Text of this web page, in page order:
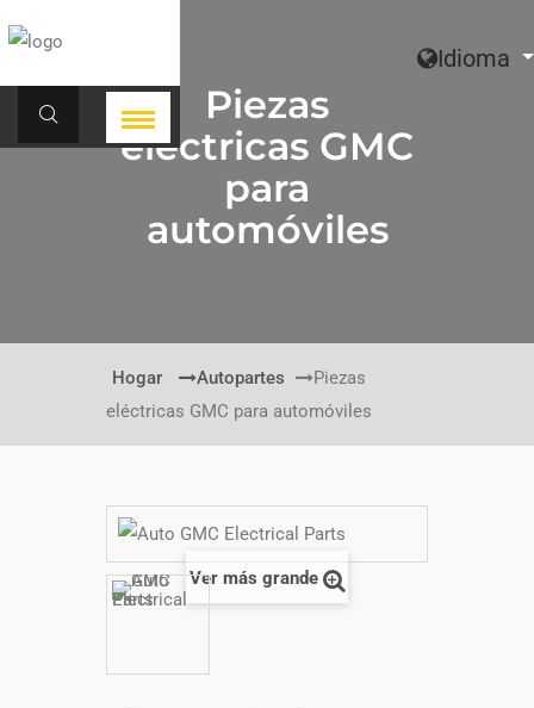
Idioma
Piezas
eléctricas GMC
para
automóviles
Hogar Autopartes
Piezas
eléctricas GMC para automóviles
Ver más grande